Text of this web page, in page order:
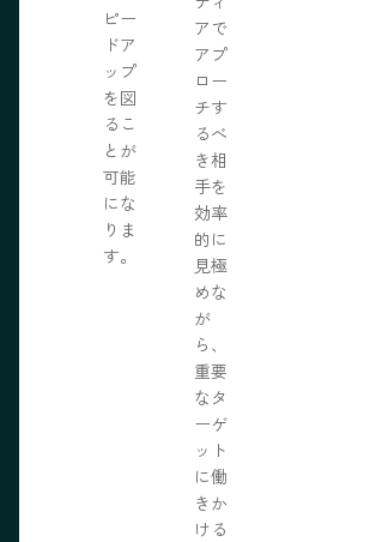
ピー
ドア
ップ
を図
るこ
とが
可能
にな
りま
す。
アで
アプ
ロー
チす
るべ
き相
手を
効率
的に
見極
めな
が
ら、
重要
なタ
ーゲ
ット
に働
きか
ける